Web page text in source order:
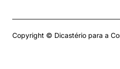
Copyright © Dicastério para a